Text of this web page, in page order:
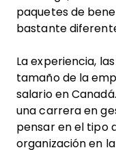
paquetes de
bastante
La experiencia,
tamaño de la
salario en
una carrera en
pensar en el tipo
organización en